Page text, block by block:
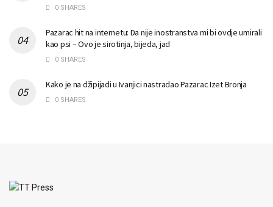
0 SHARES
Pazarac hit na internetu: Da nije inostranstva mi bi ovdje umirali
kao psi – Ovo je sirotinja, bijeda, jad
0 SHARES
Kako je na džipijadi u Ivanjici nastradao Pazarac Izet Bronja
0 SHARES